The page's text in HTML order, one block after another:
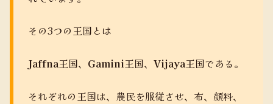
その3つの王国とは
Jaffna王国、 Gamini王国、 Vijaya王国である。
それぞれの王国は、農民を服従させ、布、顔料、